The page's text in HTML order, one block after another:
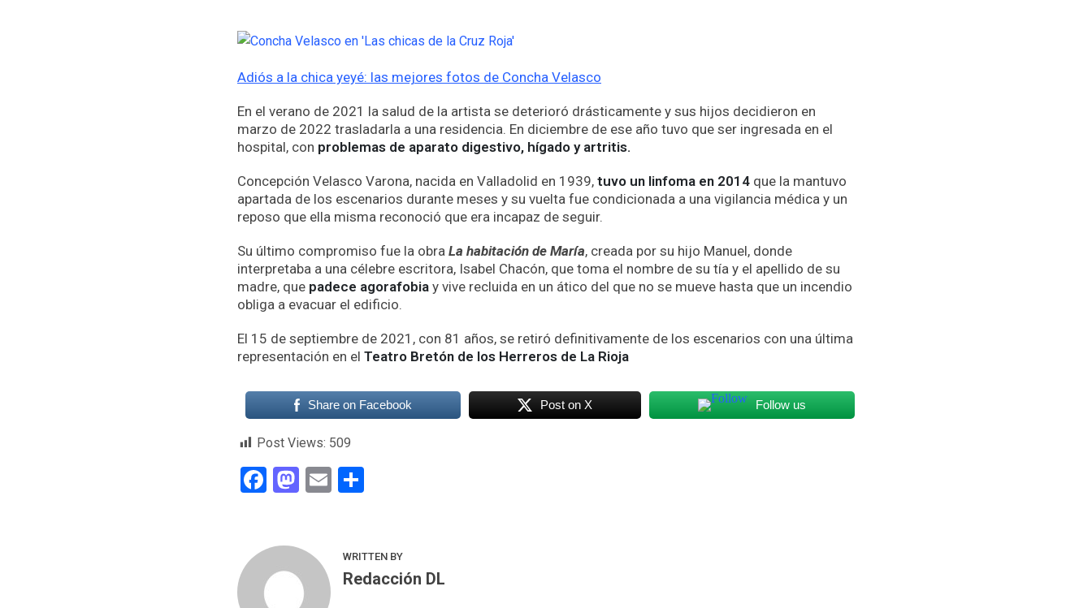
Adiós a la chica yeyé: las mejores fotos de Concha Velasco
En el verano de 2021 la salud de la artista se deterioró drásticamente y sus hijos decidieron en
marzo de 2022 trasladarla a una residencia. En diciembre de ese año tuvo que ser ingresada en el
hospital, con problemas de aparato digestivo, hígado y artritis.
Concepción Velasco Varona, nacida en Valladolid en 1939, tuvo un linfoma en 2014 que la mantuvo
apartada de los escenarios durante meses y su vuelta fue condicionada a una vigilancia médica y un
reposo que ella misma reconoció que era incapaz de seguir.
Su último compromiso fue la obra La habitación de María, creada por su hijo Manuel, donde
interpretaba a una célebre escritora, Isabel Chacón, que toma el nombre de su tía y el apellido de su
madre, que padece agorafobia y vive recluida en un ático del que no se mueve hasta que un incendio
obliga a evacuar el edificio.
El 15 de septiembre de 2021, con 81 años, se retiró definitivamente de los escenarios con una última
representación en el Teatro Bretón de los Herreros de La Rioja
Share on Facebook Post on X Follow us
Post Views: 509
Facebook
Mastodon
Email
WRITTEN BY
Redacción DL